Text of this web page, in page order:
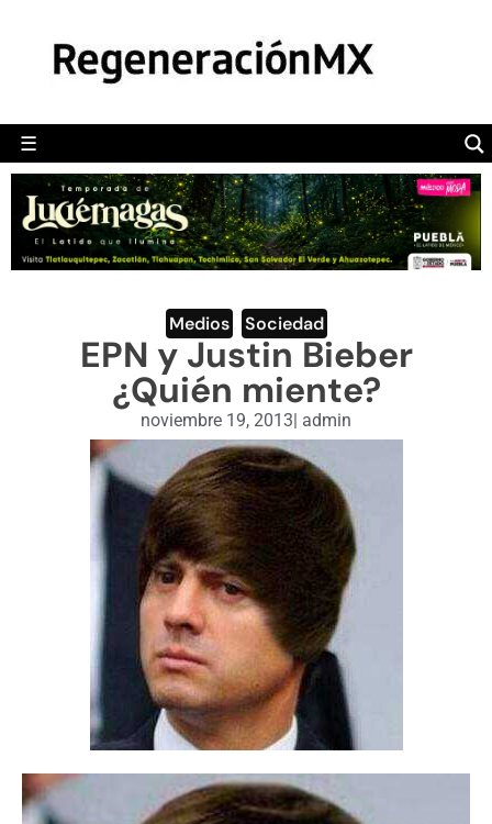
☰
POLÍTICA
CAMALEÓN
OPINIÓN
DEPORTES
ENGLISH SECTION
VIDEOS
Medios Sociedad
EPN y Justin Bieber
¿Quién miente?
noviembre 19, 2013| admin